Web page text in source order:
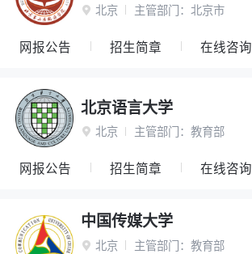
 北京 主管部门： 北京市
网报公告 招生简章 在线咨询
北京语言大学
 北京 主管部门： 教育部
网报公告 招生简章 在线咨询
中国传媒大学
 北京 主管部门： 教育部